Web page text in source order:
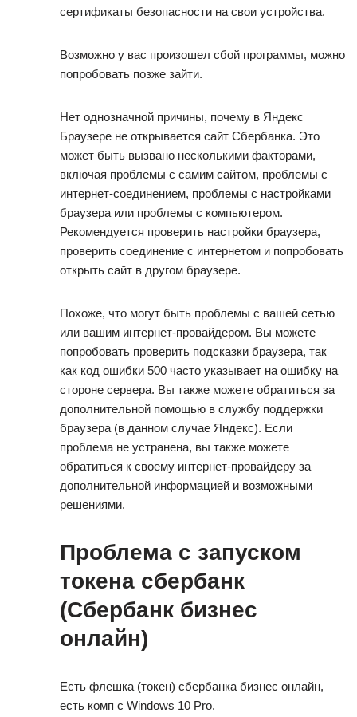
сертификаты безопасности на свои устройства.
Возможно у вас произошел сбой программы, можно
попробовать позже зайти.
Нет однозначной причины, почему в Яндекс
Браузере не открывается сайт Сбербанка. Это
может быть вызвано несколькими факторами,
включая проблемы с самим сайтом, проблемы с
интернет-соединением, проблемы с настройками
браузера или проблемы с компьютером.
Рекомендуется проверить настройки браузера,
проверить соединение с интернетом и попробовать
открыть сайт в другом браузере.
Похоже, что могут быть проблемы с вашей сетью
или вашим интернет-провайдером. Вы можете
попробовать проверить подсказки браузера, так
как код ошибки 500 часто указывает на ошибку на
стороне сервера. Вы также можете обратиться за
дополнительной помощью в службу поддержки
браузера (в данном случае Яндекс). Если
проблема не устранена, вы также можете
обратиться к своему интернет-провайдеру за
дополнительной информацией и возможными
решениями.
Проблема с запуском
токена сбербанк
(Сбербанк бизнес
онлайн) ⁠ ⁠
Есть флешка (токен) сбербанка бизнес онлайн,
есть комп с Windows 10 Pro.